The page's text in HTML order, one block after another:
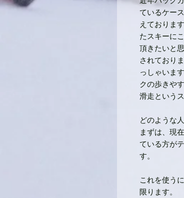
ているケー
えておりま
たスキーに
頂きたいと
されており
っしゃいま
クの歩きや
滑走という
どのような
まずは、現
ている方が
す。
これを使う
限ります。